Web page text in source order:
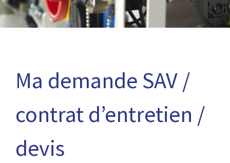
Ma demande SAV /
contrat d’entretien /
devis